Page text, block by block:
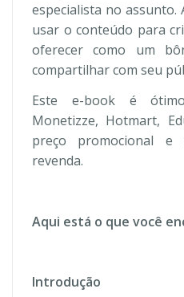
especialista no assunto.
usar o conteúdo para
oferecer como um
compartilhar com seu
Este e-book é
Monetizze, Hotmart,
preço promocional e
revenda.
Aqui está o que você
Introdução